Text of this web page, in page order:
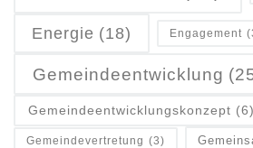
Energie (18) Engagement
Gemeindeentwicklung
Gemeindeentwicklungskonzept (6)
Gemeindevertretung (3)